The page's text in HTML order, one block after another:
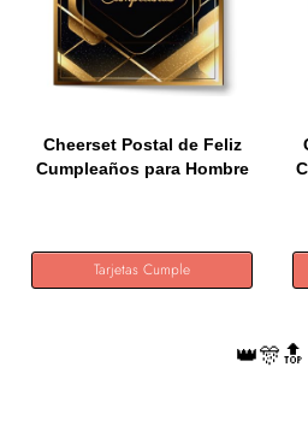
Cheerset Postal de Feliz
Cumpleaños para Hombre
Tarjetas Cumple
👑🎊🔝